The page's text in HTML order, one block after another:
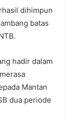
dihimpun
batas
hadir dalam
Mantan
dua periode